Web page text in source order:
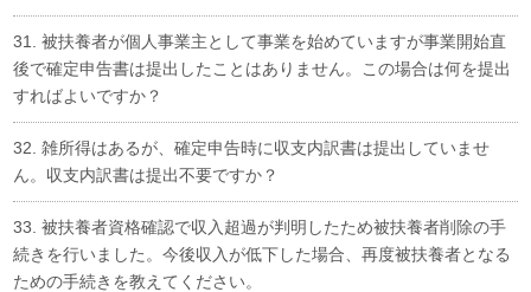
31. 被扶養者が個人事業主として事業を始めていますが事業開始直
後で確定申告書は提出したことはありません。この場合は何を提出
すればよいですか？
32. 雑所得はあるが、確定申告時に収支内訳書は提出していませ
ん。収支内訳書は提出不要ですか？
33. 被扶養者資格確認で収入超過が判明したため被扶養者削除の手
続きを行いました。今後収入が低下した場合、再度被扶養者となる
ための手続きを教えてください。